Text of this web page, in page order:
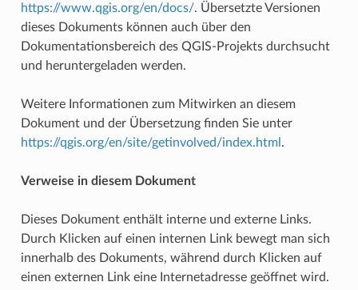
https://www.qgis.org/en/docs/. Übersetzte Versionen
dieses Dokuments können auch über den
Dokumentationsbereich des QGIS-Projekts durchsucht
und heruntergeladen werden.
Weitere Informationen zum Mitwirken an diesem
Dokument und der Übersetzung finden Sie unter
https://qgis.org/en/site/getinvolved/index.html .
Verweise in diesem Dokument
Dieses Dokument enthält interne und externe Links.
Durch Klicken auf einen internen Link bewegt man sich
innerhalb des Dokuments, während durch Klicken auf
einen externen Link eine Internetadresse geöffnet wird.